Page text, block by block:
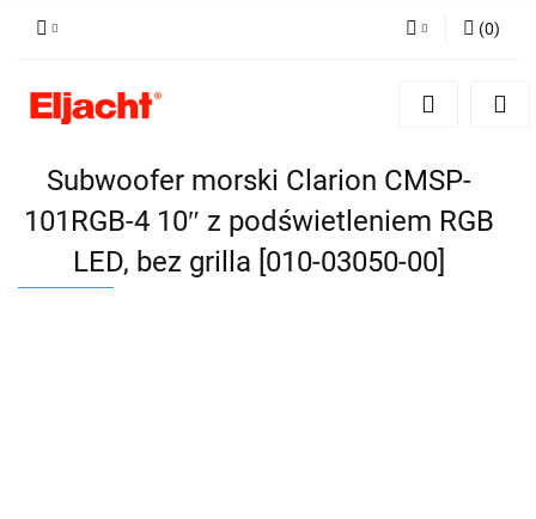
Zaloguj się
(0)
Subwoofer morski Clarion CMSP-
101RGB-4 10″ z podświetleniem RGB
LED, bez grilla [010-03050-00]